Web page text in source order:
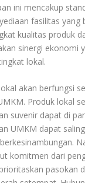
ini mencakup
fasilitas yang
kualitas produk
sinergi ekonomi
lokal.
akan berfungsi
Produk lokal
suvenir dapat di
UMKM dapat saling
komitmen dari
pasokan